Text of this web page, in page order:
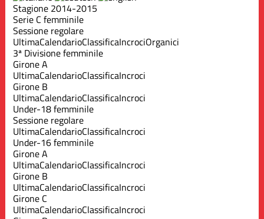
Stagione 2014-2015
Serie C femminile
Sessione regolare
UltimaCalendarioClassificaIncrociOrganici
3ª Divisione femminile
Girone A
UltimaCalendarioClassificaIncroci
Girone B
UltimaCalendarioClassificaIncroci
Under-18 femminile
Sessione regolare
UltimaCalendarioClassificaIncroci
Under-16 femminile
Girone A
UltimaCalendarioClassificaIncroci
Girone B
UltimaCalendarioClassificaIncroci
Girone C
UltimaCalendarioClassificaIncroci